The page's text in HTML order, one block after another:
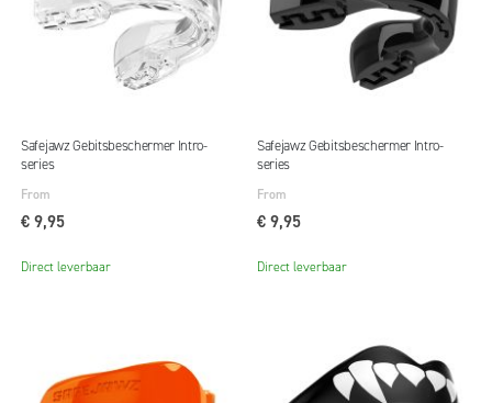
Safejawz Gebitsbeschermer Intro-
series
From
€ 9,95
Direct leverbaar
Safejawz Gebitsbeschermer Intro-
series
From
€ 9,95
Direct leverbaar